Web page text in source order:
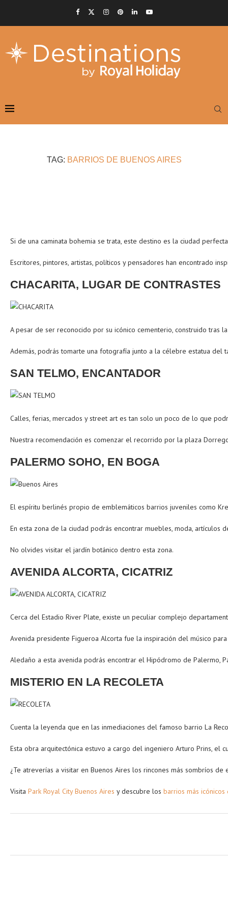
TAG: BARRIOS DE BUENOS AIRES
Si de una caminata bohemia se trata, este destino es la ciudad
Escritores, pintores, artistas, políticos y pensadores han encontrado
CHACARITA, LUGAR DE CONTRASTES
A pesar de ser reconocido por su icónico cementerio, construido tras
Además, podrás tomarte una fotografía junto a la célebre estatua
SAN TELMO, ENCANTADOR
Calles, ferias, mercados y street art es tan solo un poco de lo que
Nuestra recomendación es comenzar el recorrido por la plaza
PALERMO SOHO, EN BOGA
El espíritu berlinés propio de emblemáticos barrios juveniles como
En esta zona de la ciudad podrás encontrar muebles, moda,
No olvides visitar el jardín botánico dentro esta zona.
AVENIDA ALCORTA, CICATRIZ
Cerca del Estadio River Plate, existe un peculiar complejo
Avenida presidente Figueroa Alcorta fue la inspiración del músico
Aledaño a esta avenida podrás encontrar el Hipódromo de Palermo,
MISTERIO EN LA RECOLETA
Cuenta la leyenda que en las inmediaciones del famoso barrio La
Esta obra arquitectónica estuvo a cargo del ingeniero Arturo Prins, el
¿Te atreverías a visitar en Buenos Aires los rincones más sombríos
Visita Park Royal City Buenos Aires y descubre los barrios más